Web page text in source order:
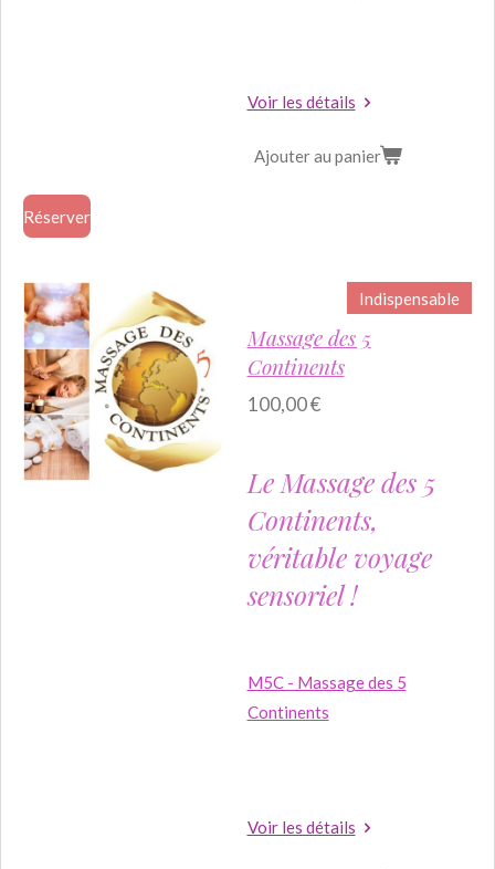
Voir les détails
Ajouter au panier
Réserver
Indispensable
Massage des 5
Continents
100,00 €
Le Massage des 5
Continents,
véritable voyage
sensoriel !
M5C - Massage des 5
Continents
Voir les détails